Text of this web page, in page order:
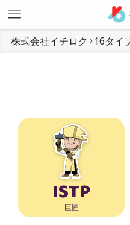
株式会社イチロク 16タイ
ISTP
巨匠